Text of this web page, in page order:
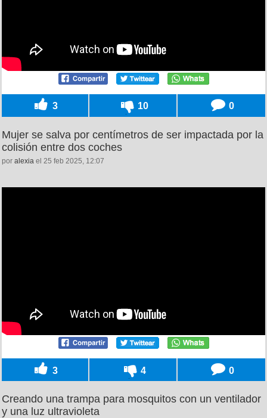
3 10 0
Mujer se salva por centímetros de ser impactada por la
colisión entre dos coches
por alexia el 25 feb 2025, 12:07
3 4 0
Creando una trampa para mosquitos con un ventilador
y una luz ultravioleta